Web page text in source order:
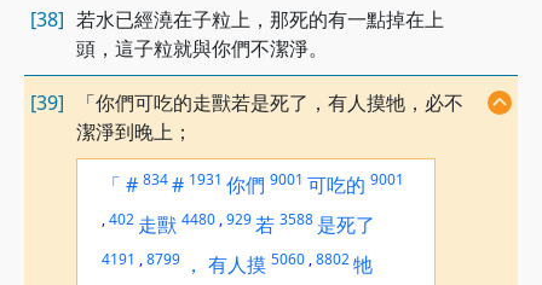
[38] 若水已經澆在子粒上，那死的有一點掉在上
頭，這子粒就與你們不潔淨。
[39]
「你們可吃的走獸若是死了，有人摸牠，必不
潔淨到晚上；
「 # 834# 1931 你們 9001 可吃的 9001
,402 走獸 4480 ,929若 3588 是死了
4191 ,8799 ， 有人摸 5060 ,8802牠